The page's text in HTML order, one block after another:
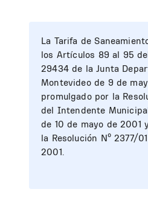
La Tarifa de
los Artículos 89 al 95
29434 de la Junta
Montevideo de 9 de
promulgado por la
del Intendente
de 10 de mayo de 2001
la Resolución Nº 2377/
2001.